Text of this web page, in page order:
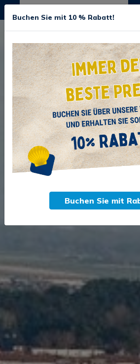
Buchen Sie mit 10 % Rabatt!
Buchen Sie mit